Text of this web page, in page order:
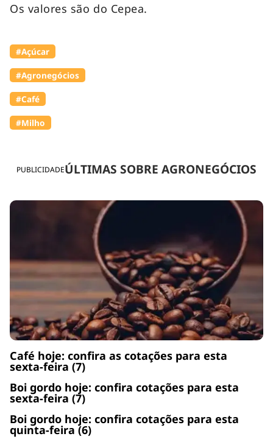
PUBLICIDADEÚLTIMAS SOBRE AGRONEGÓCIOS
Café hoje: confira as cotações para esta
sexta-feira (7)
Boi gordo hoje: confira cotações para esta
sexta-feira (7)
Boi gordo hoje: confira cotações para esta
quinta-feira (6)
Os valores são do Cepea.
#Açúcar
#Agronegócios
#Café
#Milho